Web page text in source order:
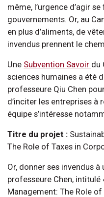
même, l’urgence d’agir
gouvernements. Or, au
en plus d’aliments, de
invendus prennent le
Une Subvention Savoir du
sciences humaines a été
professeure Qiu Chen
d’inciter les entreprises à
équipe s’intéresse
Titre du projet :
The Role of Taxes in
Or, donner ses invendus
professeure Chen, intitulé
Management: The Role